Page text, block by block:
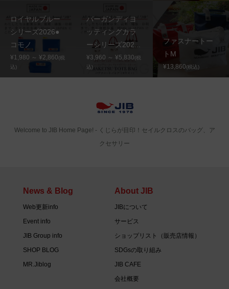
ロイヤルブルー
シリーズ2026●
コモノ
¥1,980 ～ ¥2,860(税
込)
バーガンディヨ
ッティングカラ
ーシリーズ202...
¥3,960 ～ ¥5,830(税
込)
ファスナートー
トM
¥13,860(税込)
Welcome to JIB Home Page! ‐ くじらが目印！セイルクロスのバッグ、ア
クセサリー
News & Blog
Web更新info
Event info
JIB Group info
SHOP BLOG
MR.Jiblog
About JIB
JIBについて
サービス
ショップリスト（販売店情報）
SDGsの取り組み
JIB CAFE
会社概要